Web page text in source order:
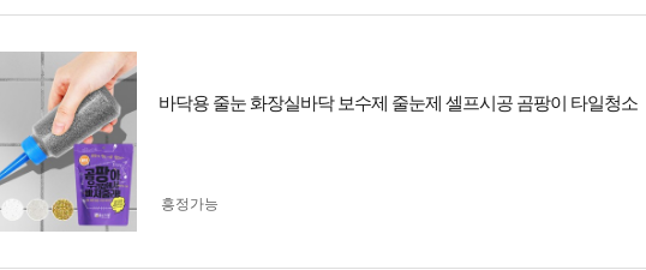
바닥용 줄눈 화장실바닥 보수제 줄눈제 셀프시공 곰팡이 타일청소
흥정가능